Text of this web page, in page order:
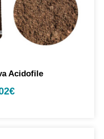
Acidofile
€